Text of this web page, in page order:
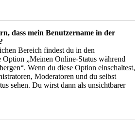
dass mein Benutzername in der
Bereich findest du in den
Option „Meinen Online-Status während
Wenn du diese Option einschaltest,
Moderatoren und du selbst
sehen. Du wirst dann als unsichtbarer